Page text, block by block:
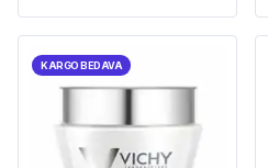
KARGO BEDAVA